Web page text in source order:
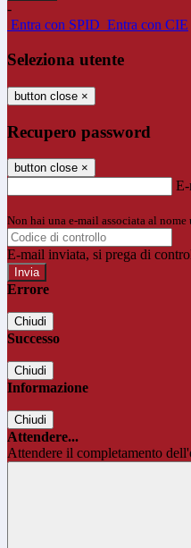
-
Entra con SPID Entra con CIE
Seleziona utente
button close ×
Recupero password
button close ×
Non hai una e-mail associata al
E-mail inviata, si prega di
Errore
Chiudi
Successo
Chiudi
Informazione
Chiudi
Attendere...
Attendere il completamento